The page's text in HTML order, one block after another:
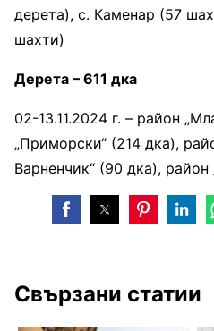
дерета), с. Каменар (57
шахти)
Дерета – 611 дка
02-13.11.2024 г. – район
„Приморски“ (214 дка),
Варненчик“ (90 дка), район
Свързани статии